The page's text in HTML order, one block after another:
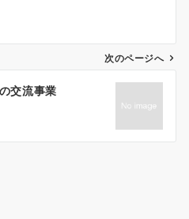
次のページへ
交流事業